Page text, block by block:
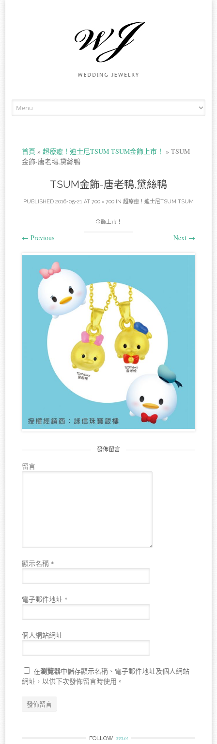
首頁 » 超療癒！迪士尼TSUM TSUM金飾上市！ » TSUM
金飾-唐老鴨,黛絲鴨
TSUM金飾-唐老鴨,黛絲鴨
PUBLISHED 2016-05-21 AT 700 × 700 IN 超療癒！迪士尼TSUM TSUM
金飾上市！
← Previous Next →
發佈留言
留言
顯示名稱 *
電子郵件地址 *
個人網站網址
在瀏覽器中儲存顯示名稱、電子郵件地址及個人網站
網址，以供下次發佈留言時使用。
FOLLOW me